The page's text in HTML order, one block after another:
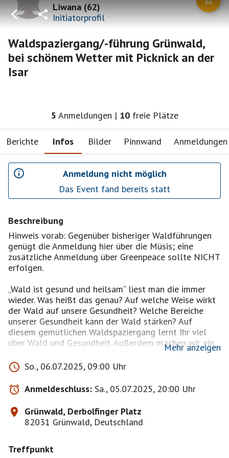
Liwana(62)
Initiatorprofil
Waldspaziergang/-führung Grünwald,
bei schönem Wetter mit Picknick an der
Isar
5 Anmeldungen | 10 freie Plätze
Berichte Infos Bilder Pinnwand Anmeldungen
Anmeldung nicht möglich
Das Event fand bereits statt
Beschreibung
Hinweis vorab: Gegenüber bisheriger Waldführungen
genügt die Anmeldung hier über die Müsis; eine
zusätzliche Anmeldung über Greenpeace sollte NICHT
erfolgen.
„Wald ist gesund und heilsam“ liest man die immer
wieder. Was heißt das genau? Auf welche Weise wirkt
der Wald auf unsere Gesundheit? Welche Bereiche
unserer Gesundheit kann der Wald stärken? Auf
diesem gemütlichen Waldspaziergang lernt Ihr viel
über Wald und Gesundheit. Außerdem machen wir ein
paar Übungen aus dem Waldbaden, bei denen Ihr
gleich selbst ausprobieren dürft, wie erholsam der
Wald sich anfühlt.
Da manche Wege sehr schmal sind, ist eine Teilnahme
mit Kinderwagen oder Rollstuhl nicht möglich. Der
Spaziergang verläuft sowohl auf Waldwegen,
teilweise auch mit Steigungen am Isarhochufer.
Kleidung, in der man sich sowohl beim Gehen als auch
Mehr anzeigen
So., 06.07.2025, 09:00 Uhr
Anmeldeschluss: Sa., 05.07.2025, 20:00 Uhr
Grünwald, Derbolfinger Platz
82031 Grünwald, Deutschland
Treffpunkt